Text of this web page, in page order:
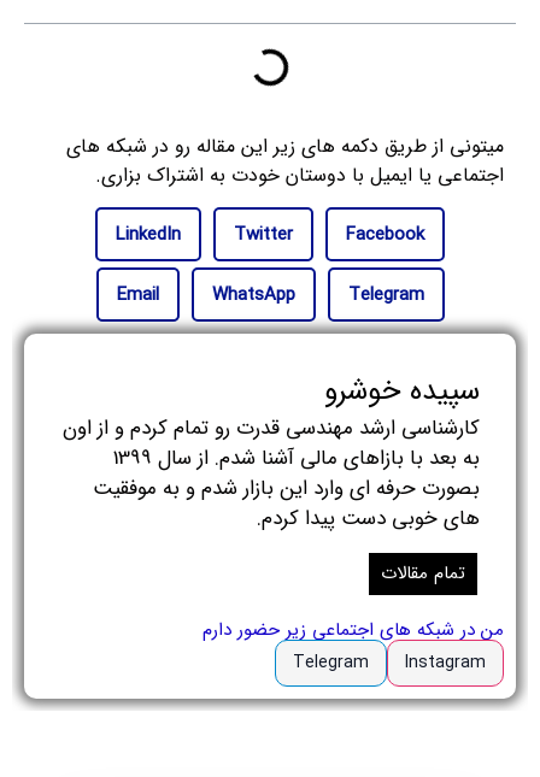
میتونی از طریق دکمه های زیر این مقاله رو در شبکه های
اجتماعی یا ایمیل با دوستان خودت به اشتراک بزاری.
Facebook
Twitter
LinkedIn
Telegram
WhatsApp
Email
سپیده خوشرو
کارشناسی ارشد مهندسی قدرت رو تمام کردم و از اون
به بعد با بازاهای مالی آشنا شدم. از سال 1399
بصورت حرفه ای وارد این بازار شدم و به موفقیت
های خوبی دست پیدا کردم.
تمام مقالات
من در شبکه های اجتماعی زیر حضور دارم
Instagram
Telegram